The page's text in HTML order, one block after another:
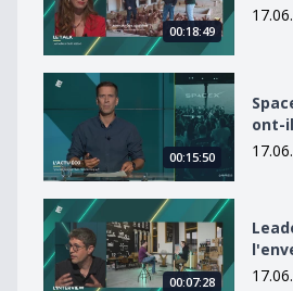
00:18:49
SpaceX : les marchés ont-ils
00:15:50
ont-
Leaders en transition,
00:07:28